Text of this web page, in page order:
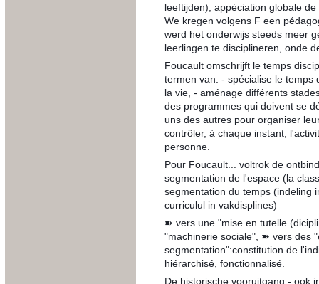
leeftijden); appéciation globale de
We kregen volgens F een
werd het onderwijs steeds meer
leerlingen te disciplineren, onde
Foucault omschrijft le temps
termen van: - spécialise le temps
la vie, - aménage différents
des programmes qui doivent se
uns des autres pour organiser
contrôler, à chaque instant,
personne.
Pour Foucault... voltrok de
segmentation de l'espace (la
segmentation du temps (indeling
curriculul in vakdisplines)
➽ vers une "mise en tutelle
"machinerie sociale", ➽ vers des
segmentation":constitution de
hiérarchisé, fonctionnalisé.
De historische vooruitgang - ook